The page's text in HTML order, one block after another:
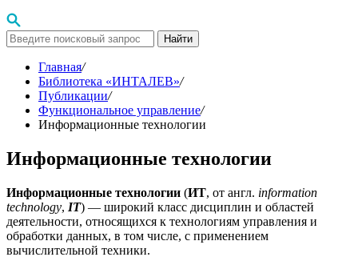
Найти
Главная/
Библиотека «ИНТАЛЕВ»/
Публикации/
Функциональное управление/
Информационные технологии
Информационные технологии
Информационные технологии (ИТ, от англ. information
technology, IT) — широкий класс дисциплин и областей
деятельности, относящихся к технологиям управления и
обработки данных, в том числе, с применением
вычислительной техники.